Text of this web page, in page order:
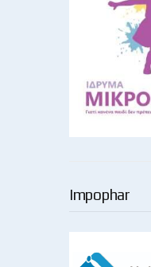
Impophar